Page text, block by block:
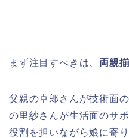
まず注目すべきは、 両親
父親の卓郎さんが技術面
の里紗さんが生活面のサ
役割を担いながら娘に寄